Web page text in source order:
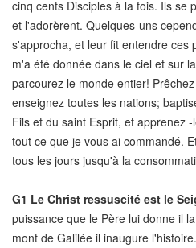
cinq cents Disciples à la fois. Ils se
et l'adorèrent. Quelques-uns
s'approcha, et leur fit entendre ces
m'a été donnée dans le ciel et sur
parcourez le monde entier!
enseignez toutes les nations;
Fils et du saint Esprit, et apprenez
tout ce que je vous ai commandé.
tous les jours jusqu'à la
G1 Le Christ ressuscité est le
puissance que le Père lui donne il
mont de Galilée il inaugure